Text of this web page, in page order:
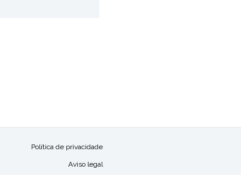
Política de privacidade
Aviso legal